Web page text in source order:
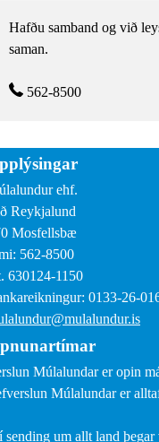
Hafðu samband og við
saman.
562-8500
ehf.
Reykjalund
Mosfellsbæ
562-8500
630124-1150
0133-26-
Múlalundar er opin
Múlalundar er
sending um allt land